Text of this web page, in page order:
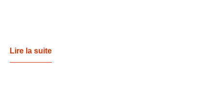
Lire la suite